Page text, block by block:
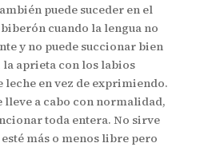
puede suceder en el
cuando la lengua no
y no puede succionar bien
la aprieta con los labios
leche en vez de exprimiendo.
lleve a cabo con normalidad,
toda entera. No sirve
más o menos libre pero